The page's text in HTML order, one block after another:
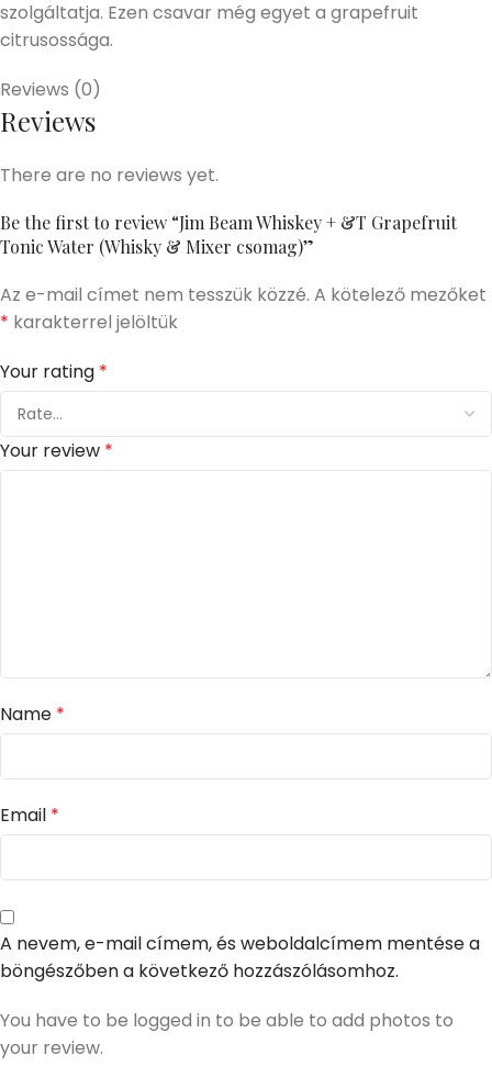
szolgáltatja. Ezen csavar még egyet a grapefruit
citrusossága.
Reviews (0)
Reviews
There are no reviews yet.
Be the first to review “Jim Beam Whiskey + &T Grapefruit
Tonic Water (Whisky & Mixer csomag)”
Az e-mail címet nem tesszük közzé. A kötelező mezőket
* karakterrel jelöltük
Your rating *
Your review *
Name *
Email *
A nevem, e-mail címem, és weboldalcímem mentése a
böngészőben a következő hozzászólásomhoz.
You have to be logged in to be able to add photos to
your review.